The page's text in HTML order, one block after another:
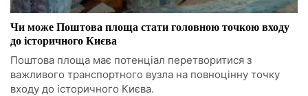
Чи може Поштова площа стати головною точкою входу
до історичного Києва
Поштова площа має потенціал перетворитися з
важливого транспортного вузла на повноцінну точку
входу до історичного Києва.